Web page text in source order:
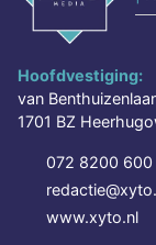
Hoofdvestiging:
van
1701 BZ
072 8200 600
www.xyto.nl